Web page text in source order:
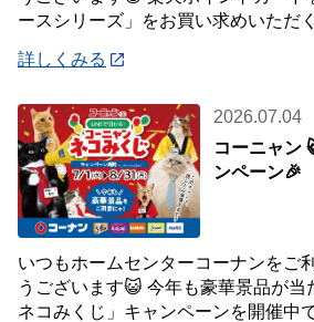
ースシリーズ」をお買い求めいただ
詳しくみる
2026.07.04
コーニャン
ンペーン🎉
いつもホームセンターコーナンをご
うございます😺 今年も豪華景品が当たる🎯「コーニャン
ネコみくじ」キャンペーンを開催中です😽 対象